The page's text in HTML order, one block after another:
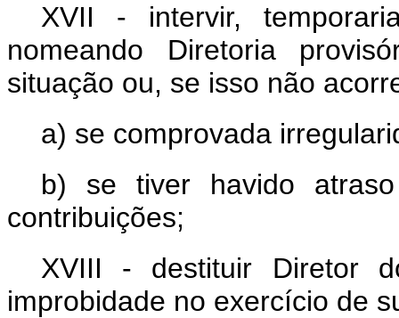
XVII - intervir,
nomeando Diretoria
situação ou, se isso não
a) se comprovada
b) se tiver havido
contribuições;
XVIII - destituir Diretor
improbidade no exercício de